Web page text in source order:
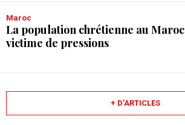
Maroc
La population chrétienne au Maroc
victime de pressions
+ D’ARTICLES